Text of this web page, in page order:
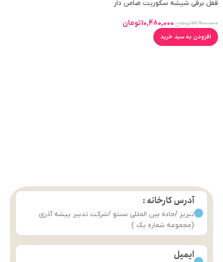
قفل برقی شیشه سکوریت ضامن دار
13,900,000تومان 10,480,000تومان
افزودن به سبد خرید
آدرس کارخانه :
تبریز /جاده بین المللی سنتو /شرکت تدبیر پیشه آذری
(مجموعه شماره یک )
ایمیل